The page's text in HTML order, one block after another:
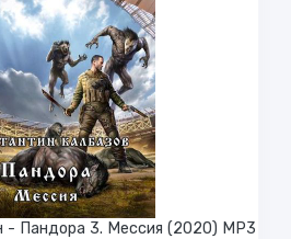
- Пандора 3. Мессия (2020) MP3